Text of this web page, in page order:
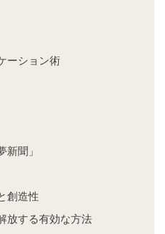
ーション術
聞」
創造性
放する有効な方法